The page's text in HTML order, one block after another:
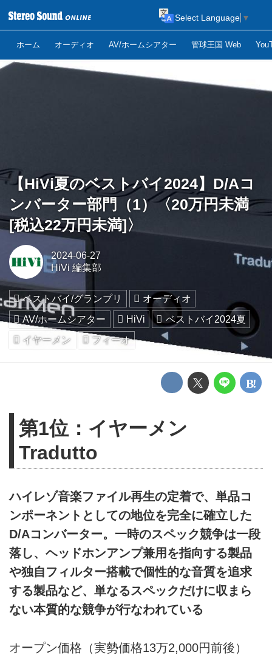
ホーム オーディオ AV/ホームシアター 管球王国 Web
Select Language ▼
【HiVi夏のベストバイ2024】D/Aコ
ンバーター部門（1）〈20万円未満
[税込22万円未満]〉
2024-06-27
HiVi 編集部
ベストバイ/グランプリ
オーディオ
AV/ホームシアター
HiVi
ベストバイ2024夏
イヤーメン
フィーオ
第1位：イヤーメン
Tradutto
ハイレゾ音楽ファイル再生の定着で、単品コ
ンポーネントとしての地位を完全に確立した
D/Aコンバーター。一時のスペック競争は一段
落し、ヘッドホンアンプ兼用を指向する製品
や独自フィルター搭載で個性的な音質を追求
する製品など、単なるスペックだけに収まら
ない本質的な競争が行なわれている
オープン価格（実勢価格13万2,000円前後）